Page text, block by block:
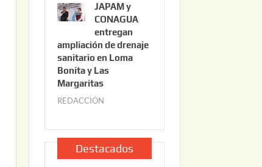
l
i
o
2
2
2
6
JAPAM y
CONAGUA
entregan
ampliación de drenaje
sanitario en Loma
Bonita y Las
Margaritas
REDACCIÓN
l
i
o
Destacados